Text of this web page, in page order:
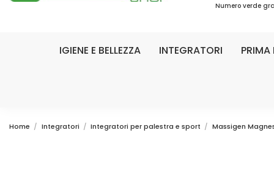
Numero verde
IGIENE E BELLEZZA INTEGRATORI PRIMA
Home Integratori Integratori per palestra e sport Massigen